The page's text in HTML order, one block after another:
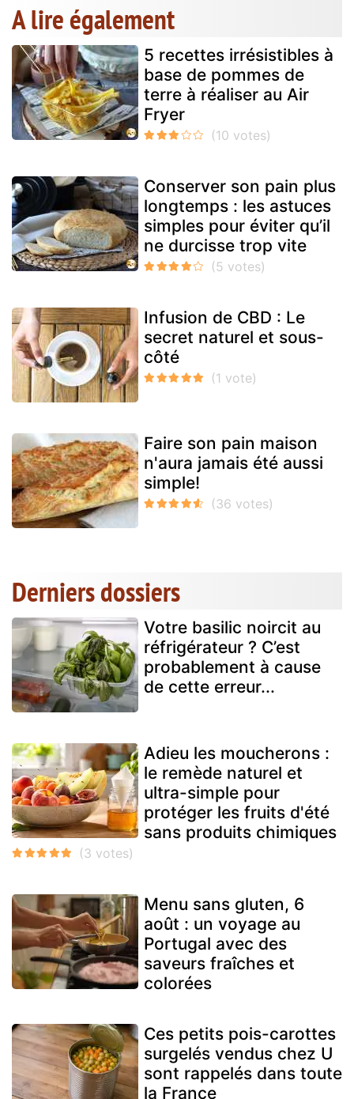
A lire également
5 recettes irrésistibles à
base de pommes de
terre à réaliser au Air
Fryer
Conserver son pain plus
longtemps : les astuces
simples pour éviter qu’il
ne durcisse trop vite
Infusion de CBD : Le
secret naturel et sous-
côté
Faire son pain maison
n'aura jamais été aussi
simple!
Derniers dossiers
Votre basilic noircit au
réfrigérateur ? C’est
probablement à cause
de cette erreur...
Adieu les moucherons :
le remède naturel et
ultra-simple pour
protéger les fruits d'été
sans produits chimiques
Menu sans gluten, 6
août : un voyage au
Portugal avec des
saveurs fraîches et
colorées
Ces petits pois-carottes
surgelés vendus chez U
sont rappelés dans toute
la France